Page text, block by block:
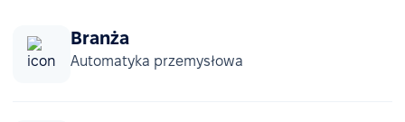
Branża
Automatyka przemysłowa